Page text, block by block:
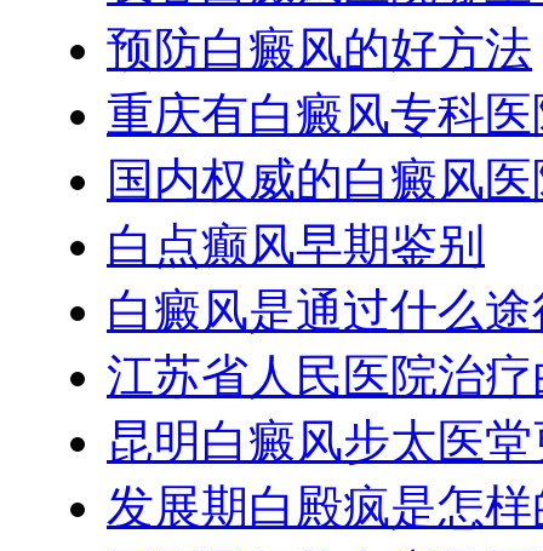
预防白癜风的好方法
重庆有白癜风专科
国内权威的白癜风
白点癫风早期鉴别
白癜风是通过什么
江苏省人民医院治
昆明白癜风步太医
发展期白殿疯是怎样